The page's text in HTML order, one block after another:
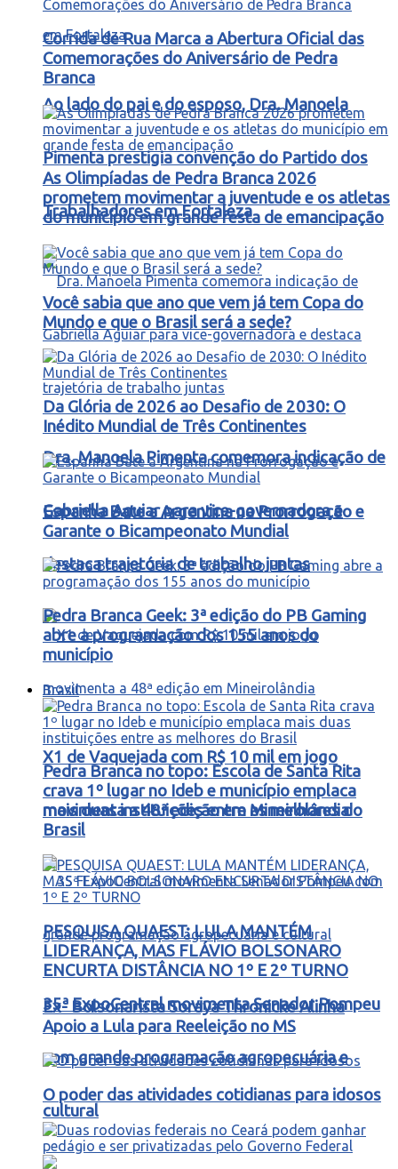
Ao lado do pai e do esposo, Dra. Manoela
Pimenta prestigia convenção do Partido dos
Trabalhadores em Fortaleza
Dra. Manoela Pimenta comemora indicação de
Gabriella Aguiar para vice-governadora e
destaca trajetória de trabalho juntas
X1 de Vaquejada com R$ 10 mil em jogo
movimenta a 48ª edição em Mineirolândia
35ª ExpoCentral movimenta Senador Pompeu
com grande programação agropecuária e
cultural
Corrida de Rua Marca a Abertura Oficial das
Comemorações do Aniversário de Pedra
Branca
As Olimpíadas de Pedra Branca 2026
prometem movimentar a juventude e os atletas
do município em grande festa de emancipação
Você sabia que ano que vem já tem Copa do
Mundo e que o Brasil será a sede?
Da Glória de 2026 ao Desafio de 2030: O
Inédito Mundial de Três Continentes
Espanha Bate a Argentina na Prorrogação e
Garante o Bicampeonato Mundial
Pedra Branca Geek: 3ª edição do PB Gaming
abre a programação dos 155 anos do
município
Brasil
Pedra Branca no topo: Escola de Santa Rita
crava 1º lugar no Ideb e município emplaca
mais duas instituições entre as melhores do
Brasil
PESQUISA QUAEST: LULA MANTÉM
LIDERANÇA, MAS FLÁVIO BOLSONARO
ENCURTA DISTÂNCIA NO 1º E 2º TURNO
Ex- Bolsonarista Soraya Thronicke Alinha
Apoio a Lula para Reeleição no MS
O poder das atividades cotidianas para idosos